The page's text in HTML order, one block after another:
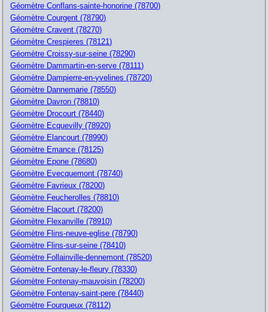
Géomètre Conflans-sainte-honorine (78700)
Géomètre Courgent (78790)
Géomètre Cravent (78270)
Géomètre Crespieres (78121)
Géomètre Croissy-sur-seine (78290)
Géomètre Dammartin-en-serve (78111)
Géomètre Dampierre-en-yvelines (78720)
Géomètre Dannemarie (78550)
Géomètre Davron (78810)
Géomètre Drocourt (78440)
Géomètre Ecquevilly (78920)
Géomètre Elancourt (78990)
Géomètre Emance (78125)
Géomètre Epone (78680)
Géomètre Evecquemont (78740)
Géomètre Favrieux (78200)
Géomètre Feucherolles (78810)
Géomètre Flacourt (78200)
Géomètre Flexanville (78910)
Géomètre Flins-neuve-eglise (78790)
Géomètre Flins-sur-seine (78410)
Géomètre Follainville-dennemont (78520)
Géomètre Fontenay-le-fleury (78330)
Géomètre Fontenay-mauvoisin (78200)
Géomètre Fontenay-saint-pere (78440)
Géomètre Fourqueux (78112)